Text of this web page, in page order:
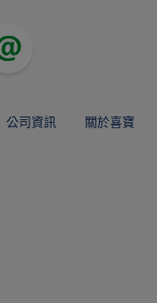
公司資訊 關於喜寶